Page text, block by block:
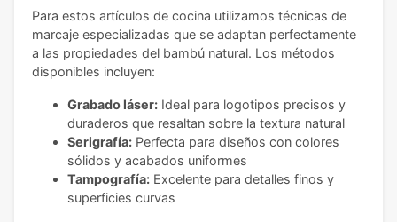
Para estos artículos de cocina utilizamos técnicas de
marcaje especializadas que se adaptan perfectamente
a las propiedades del bambú natural. Los métodos
disponibles incluyen:
Grabado láser: Ideal para logotipos precisos y
duraderos que resaltan sobre la textura natural
Serigrafía: Perfecta para diseños con colores
sólidos y acabados uniformes
Tampografía: Excelente para detalles finos y
superficies curvas